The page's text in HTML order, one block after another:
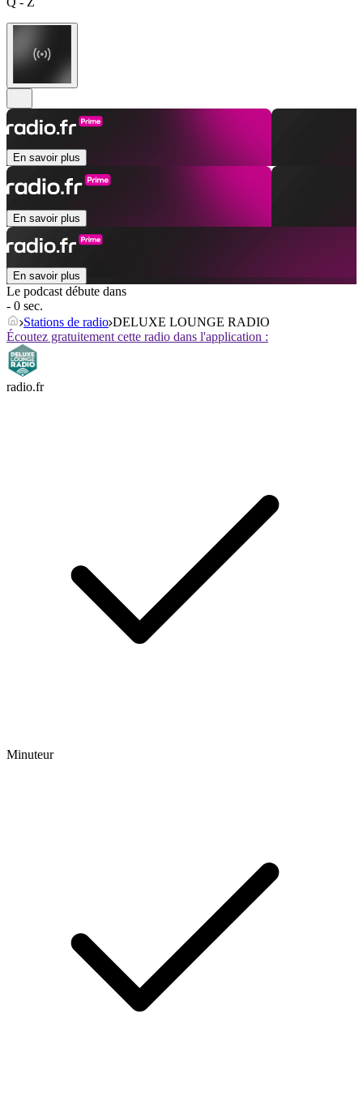
En savoir plus
En savoir plus
En savoir plus
Le podcast débute dans
- 0 sec.
Stations de radio DELUXE LOUNGE RADIO
Écoutez gratuitement cette radio dans l'application :
radio.fr
Minuteur